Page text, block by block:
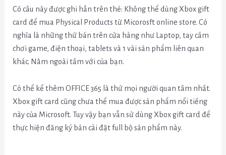
Có câu này được ghi hẳn trên thẻ: Không thể dùng Xbox gift
card để mua Physical Products từ Micorosft online store. Có
nghĩa là những thứ bán trên cửa hàng như Laptop, tay cầm
chơi game, điện thoại, tablets và 1 vài sản phẩm liên quan
khác. Nằm ngoài tầm với của bạn.
Có thể kể thêm OFFICE 365 là thứ mọi người quan tâm nhất.
Xbox gift card cũng chưa thể mua được sản phẩm nổi tiếng
này của Microsoft. Tuy vậy bạn vẫn sử dùng Xbox gift card để
thực hiện đăng ký bản cài đặt full bộ sản phẩm này.